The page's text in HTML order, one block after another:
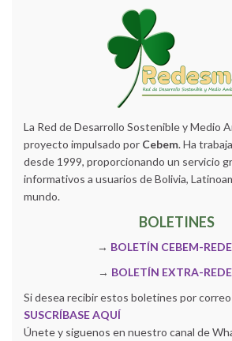
La Red de Desarrollo Sostenible y Medio
proyecto impulsado por Cebem. Ha
desde 1999, proporcionando un servicio
informativos a usuarios de Bolivia,
mundo.
BOLETINES
→ BOLETÍN CEBEM-
→ BOLETÍN EXTRA-
Si desea recibir estos boletines por
SUSCRÍBASE AQUÍ
Únete y siguenos en nuestro canal de